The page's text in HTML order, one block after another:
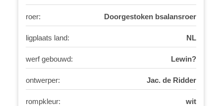
roer: Doorgestoken bsalansroer
ligplaats land: NL
werf gebouwd: Lewin?
ontwerper: Jac. de Ridder
rompkleur: wit